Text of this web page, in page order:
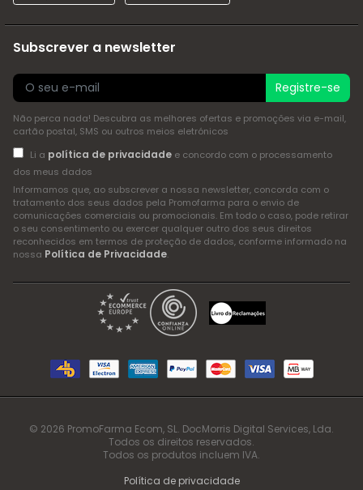
Subscrever a newsletter
Registre-se
Não perca nada! Descubra as melhores ofertas e promoções via e-mail,
cartão postal, SMS ou outros meios eletrónicos
Li a política de privacidadee concordo com o processamento
dos meus dados
Informamos que, ao subscrever a nossa newsletter, concorda com o
tratamento dos seus dados pela Promofarma para o envio de
comunicações comerciais ou promocionais. Em todo o caso, pode retirar
o seu consentimento ou exercer qualquer outro dos seus direitos
reconhecidos em termos de proteção de dados, conforme informado na
nossa Política de Privacidade.
© 2026 PromoFarma Ecom, SL. DocMorris Digital Services, Lda.
Todos os direitos reservados.
Todos os produtos incluem IVA.
Política de privacidade